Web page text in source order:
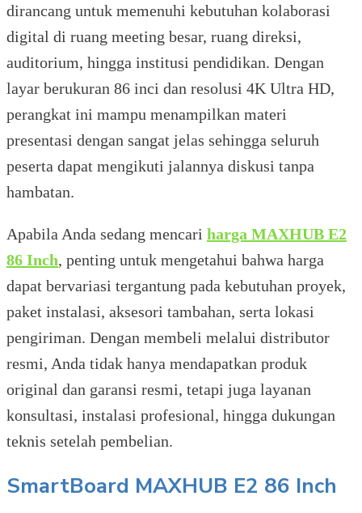
dirancang untuk memenuhi kebutuhan kolaborasi
digital di ruang meeting besar, ruang direksi,
auditorium, hingga institusi pendidikan. Dengan
layar berukuran 86 inci dan resolusi 4K Ultra HD,
perangkat ini mampu menampilkan materi
presentasi dengan sangat jelas sehingga seluruh
peserta dapat mengikuti jalannya diskusi tanpa
hambatan.
Apabila Anda sedang mencari harga MAXHUB E2
86 Inch, penting untuk mengetahui bahwa harga
dapat bervariasi tergantung pada kebutuhan proyek,
paket instalasi, aksesori tambahan, serta lokasi
pengiriman. Dengan membeli melalui distributor
resmi, Anda tidak hanya mendapatkan produk
original dan garansi resmi, tetapi juga layanan
konsultasi, instalasi profesional, hingga dukungan
teknis setelah pembelian.
SmartBoard MAXHUB E2 86 Inch